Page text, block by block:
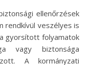
ellenőrzések
rendkívül veszélyes is
gyorsított folyamatok
vagy biztonsága
A kormányzati